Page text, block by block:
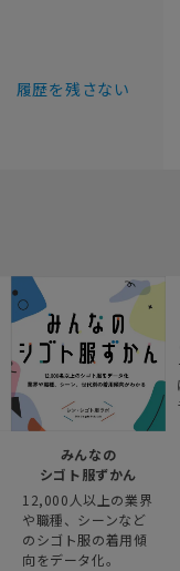
履歴を残さない
みんなの
シゴト服ずかん
12,000人以上の業界
や職種、シーンなど
のシゴト服の着用傾
向をデータ化。